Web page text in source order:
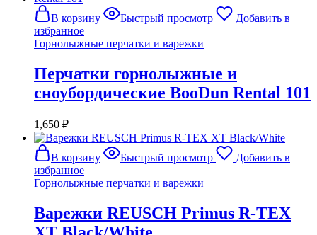
В корзину Быстрый просмотр
Добавить в
избранное
Горнолыжные перчатки и варежки
Перчатки горнолыжные и
сноубордические BooDun Rental 101
1,650 ₽
В корзину Быстрый просмотр
Добавить в
избранное
Горнолыжные перчатки и варежки
Варежки REUSCH Primus R-TEX